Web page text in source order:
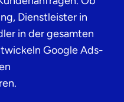
Dienstleister in
in der gesamten
Google Ads-